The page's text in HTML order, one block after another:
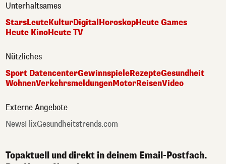
Unterhaltsames
StarsLeuteKulturDigital HoroskopHeute Games
Heute KinoHeute TV
Nützliches
Sport DatencenterGewinnspieleRezepteGesundheit
WohnenVerkehrsmeldungenMotorReisenVideo
Externe Angebote
NewsFlixGesundheitstrends.com
Topaktuell und direkt in deinem Email-Postfach.